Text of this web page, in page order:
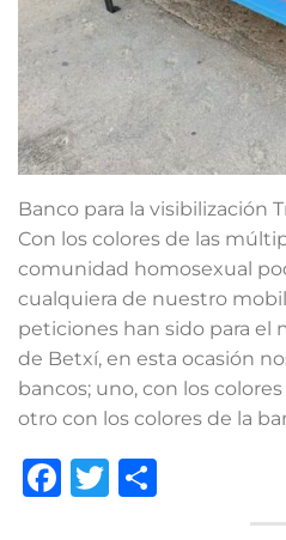
Banco para la visibilización
Con los colores de las
comunidad homosexual
cualquiera de nuestro
peticiones han sido para el
de Betxí, en esta ocasión
bancos; uno, con los
otro con los colores de la
Facebook
Twitter